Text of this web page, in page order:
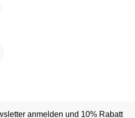
anmelden und 10% Rabatt